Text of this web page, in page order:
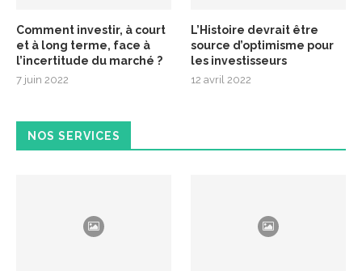
Comment investir, à court
et à long terme, face à
l’incertitude du marché ?
7 juin 2022
L’Histoire devrait être
source d’optimisme pour
les investisseurs
12 avril 2022
NOS SERVICES